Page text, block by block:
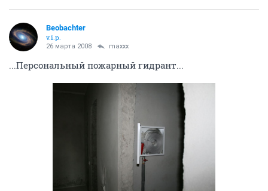
Beobachter
v.i.p.
26 марта 2008 maxxx
...Персональный пожарный гидрант...